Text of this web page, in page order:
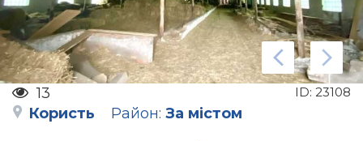
13 ID: 23108
Користь Район: За містом